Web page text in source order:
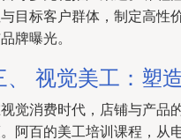
目标客户群体，制定高性
牌曝光。
、 视觉美工：塑
觉消费时代，店铺与产品
阿百的美工培训课程，从